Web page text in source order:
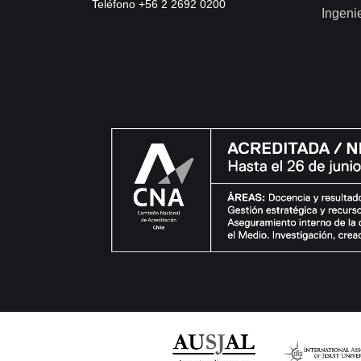
Teléfono +56 2 2692 0200